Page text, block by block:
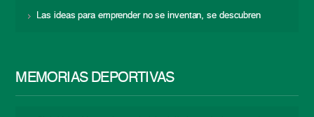
Las ideas para emprender no se inventan, se descubren
MEMORIAS DEPORTIVAS